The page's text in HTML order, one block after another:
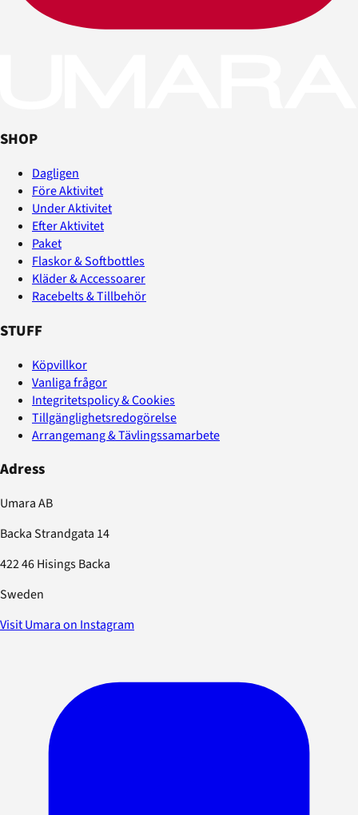
SHOP
Dagligen
Före Aktivitet
Under Aktivitet
Efter Aktivitet
Paket
Flaskor & Softbottles
Kläder & Accessoarer
Racebelts & Tillbehör
STUFF
Köpvillkor
Vanliga frågor
Integritetspolicy & Cookies
Tillgänglighetsredogörelse
Arrangemang & Tävlingssamarbete
Adress
Umara AB
Backa Strandgata 14
422 46 Hisings Backa
Sweden
Visit Umara on Instagram